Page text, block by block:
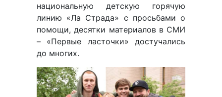
национальную детскую горячую
линию «Ла Страда» с просьбами о
помощи, десятки материалов в СМИ
– «Первые ласточки» достучались
до многих.